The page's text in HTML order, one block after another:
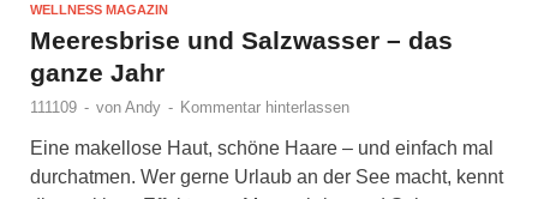
WELLNESS MAGAZIN
Meeresbrise und Salzwasser – das
ganze Jahr
111109 - von Andy - Kommentar hinterlassen
Eine makellose Haut, schöne Haare – und einfach mal
durchatmen. Wer gerne Urlaub an der See macht, kennt